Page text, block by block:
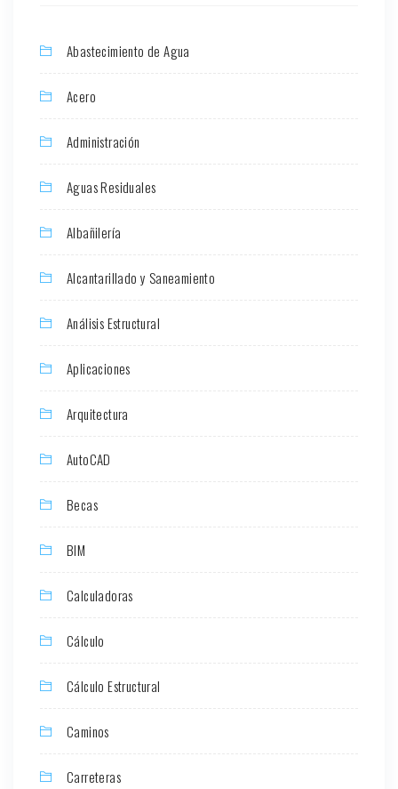
Abastecimiento de Agua
Acero
Administración
Aguas Residuales
Albañilería
Alcantarillado y Saneamiento
Análisis Estructural
Aplicaciones
Arquitectura
AutoCAD
Becas
BIM
Calculadoras
Cálculo
Cálculo Estructural
Caminos
Carreteras